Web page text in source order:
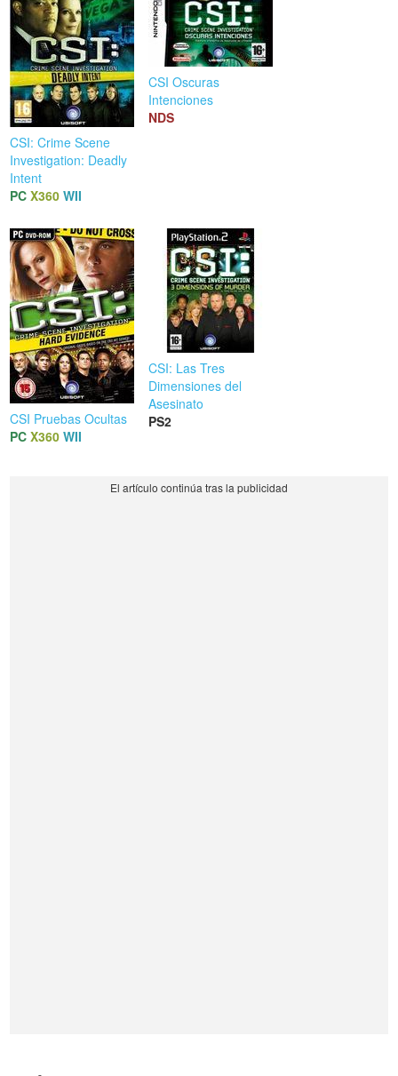
CSI: Crime Scene
Investigation: Deadly
Intent
PC X360 WII
CSI Oscuras
Intenciones
NDS
CSI Pruebas Ocultas
PC X360 WII
CSI: Las Tres
Dimensiones del
Asesinato
PS2